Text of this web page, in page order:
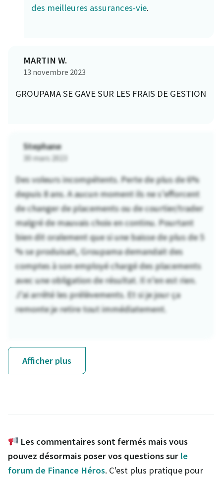
des meilleures assurances-vie.
MARTIN W.
13 novembre 2023
GROUPAMA SE GAVE SUR LES FRAIS DE GESTION
Stephane
30 mars 2023
Des voleurs incompétents. Perte de plus de 6%
depuis 8 ans. A aucun moment ils ne s’efforcent
de changer de placements ou de courtier/trader
malgré de mauvais choix en continu. Pourtant
bien dit oralement que si une baisse de plus de 5
% se produisait, Groupama demandait des
comptes à son employé chargé des placements
avec une obligation de résultat. Il n’en est rien.
J’ai arrêté les prélèvements. Et si je jour ça
remonte je retire tout immédiatement.
Afficher plus
Les commentaires sont fermés mais vous
pouvez désormais poser vos questions sur le
forum de Finance Héros. C'est plus pratique pour